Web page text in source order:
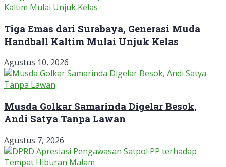
Tiga Emas dari Surabaya, Generasi Muda
Handball Kaltim Mulai Unjuk Kelas
Agustus 10, 2026
Musda Golkar Samarinda Digelar Besok,
Andi Satya Tanpa Lawan
Agustus 7, 2026